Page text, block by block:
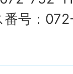
番号：